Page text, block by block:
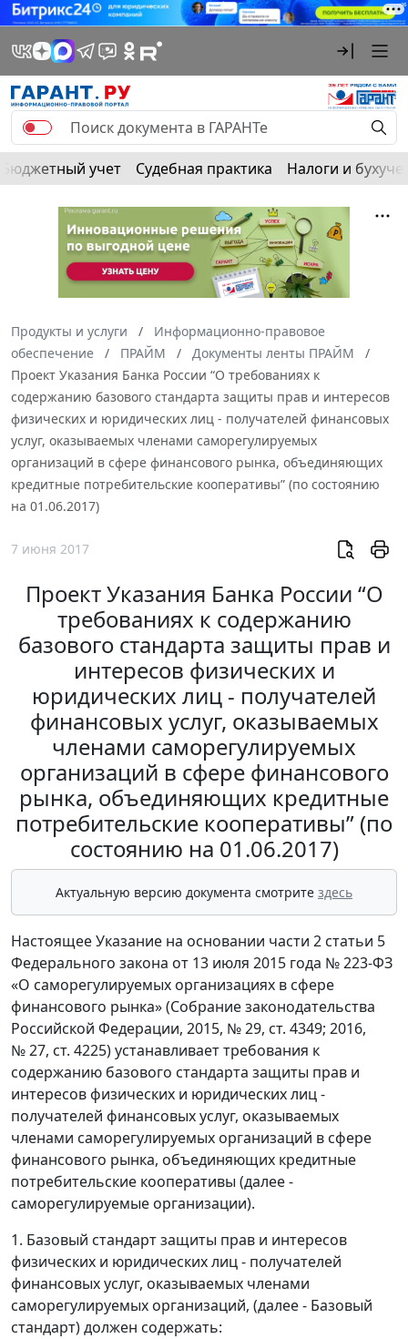
Бюджетный учет Судебная практика Налоги и
Продукты и услуги
Информационно-правовое
обеспечение
ПРАЙМ
Документы ленты ПРАЙМ
Проект Указания Банка России “О требованиях к
содержанию базового стандарта защиты прав и интересов
физических и юридических лиц - получателей финансовых
услуг, оказываемых членами саморегулируемых
организаций в сфере финансового рынка, объединяющих
кредитные потребительские кооперативы” (по состоянию
на 01.06.2017)
7 июня 2017
Проект Указания Банка России “О
требованиях к содержанию
базового стандарта защиты прав и
интересов физических и
юридических лиц - получателей
финансовых услуг, оказываемых
членами саморегулируемых
организаций в сфере финансового
рынка, объединяющих кредитные
потребительские кооперативы” (по
состоянию на 01.06.2017)
Актуальную версию документа смотрите здесь
Настоящее Указание на основании части 2 статьи 5
Федерального закона от 13 июля 2015 года № 223-ФЗ
«О саморегулируемых организациях в сфере
финансового рынка» (Собрание законодательства
Российской Федерации, 2015, № 29, ст. 4349; 2016,
№ 27, ст. 4225) устанавливает требования к
содержанию базового стандарта защиты прав и
интересов физических и юридических лиц -
получателей финансовых услуг, оказываемых
членами саморегулируемых организаций в сфере
финансового рынка, объединяющих кредитные
потребительские кооперативы (далее -
саморегулируемые организации).
1. Базовый стандарт защиты прав и интересов
физических и юридических лиц - получателей
финансовых услуг, оказываемых членами
саморегулируемых организаций, (далее - Базовый
стандарт) должен содержать: